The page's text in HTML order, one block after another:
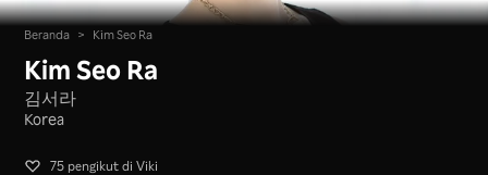
Beranda > Kim Seo Ra
Kim Seo Ra
김서라
Korea
75 pengikut di Viki